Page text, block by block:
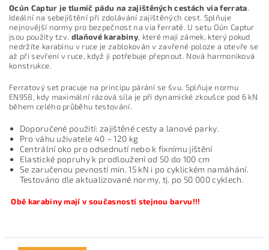
Ocún Captur je tlumič pádu na zajištěných cestách via ferrata.
Ideální na sebejištění při zdolávání zajištěných cest. Splňuje
nejnovější normy pro bezpečnost na via ferratě. U setu Oún Captur
jsou použity tzv. dlaňové karabiny, které mají zámek, který pokud
nedržíte karabinu v ruce je zablokován v zavřené poloze a otevře se
až při sevření v ruce, když ji potřebuje přepnout. Nová harmoniková
konstrukce.
Ferratový set pracuje na principu párání se švu. Splňuje normu
EN958, kdy maximální rázová síla je při dynamické zkoušce pod 6 kN
během celého průběhu testování.
Doporučené použití: zajištěné cesty a lanové parky.
Pro váhu uživatele 40 – 120 kg
Centrální oko pro odsednutí nebo k fixnímu jištění
Elastické popruhy k prodloužení od 50 do 100 cm
Se zaručenou pevností min. 15 kN i po cyklickém namáhání.
Testováno dle aktualizované normy, tj. po 50 000 cyklech.
Obě karabiny mají v současnosti stejnou barvu!!!